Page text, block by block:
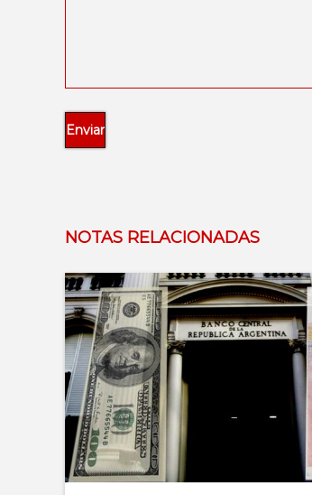
NOTAS RELACIONADAS